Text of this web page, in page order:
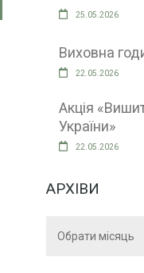
25.05.2026
Виховна
22.05.2026
Акція
України»
22.05.2026
АРХІВИ